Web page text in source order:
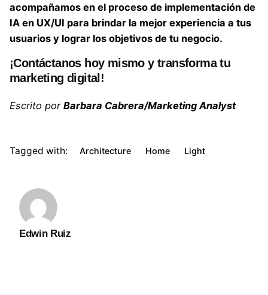
acompañamos en el proceso de implementación de
IA en UX/UI para brindar la mejor experiencia a tus
usuarios y lograr los objetivos de tu negocio.
¡Contáctanos hoy mismo y transforma tu
marketing digital!
Escrito por Barbara Cabrera/Marketing Analyst
Tagged with: Architecture Home Light
Edwin Ruiz